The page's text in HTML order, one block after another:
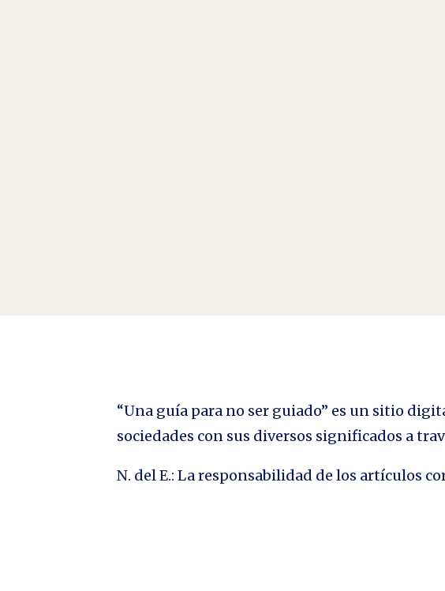
“Una guía para no ser guiado” es un sitio
sociedades con sus diversos significados a
N. del E.: La responsabilidad de los artículos